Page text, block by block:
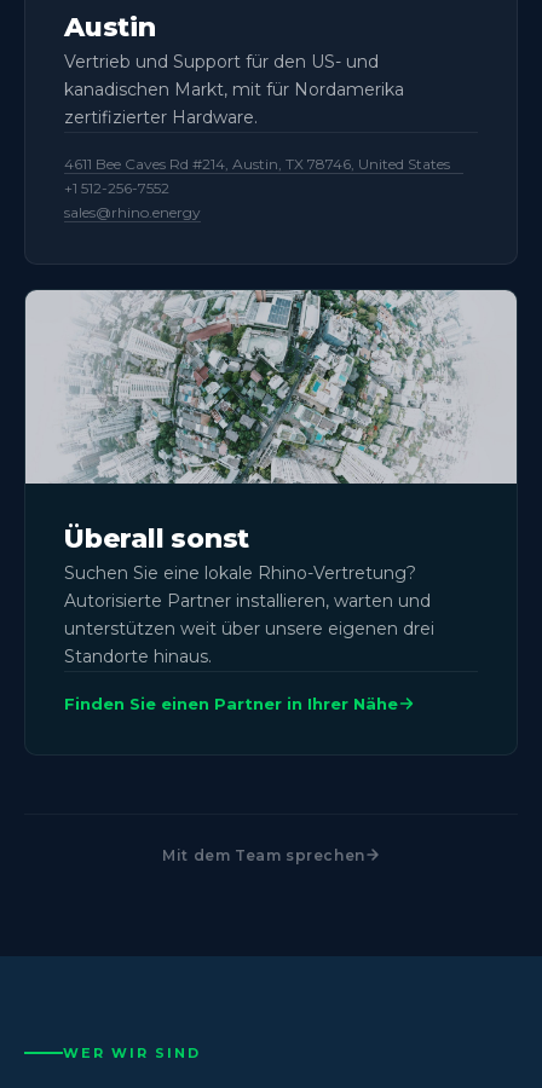
Austin
Vertrieb und Support für den US- und
kanadischen Markt, mit für Nordamerika
zertifizierter Hardware.
4611 Bee Caves Rd #214, Austin, TX 78746, United States
+1 512-256-7552
sales@rhino.energy
Überall sonst
Suchen Sie eine lokale Rhino-Vertretung?
Autorisierte Partner installieren, warten und
unterstützen weit über unsere eigenen drei
Standorte hinaus.
Finden Sie einen Partner in Ihrer Nähe
Mit dem Team sprechen
WER WIR SIND